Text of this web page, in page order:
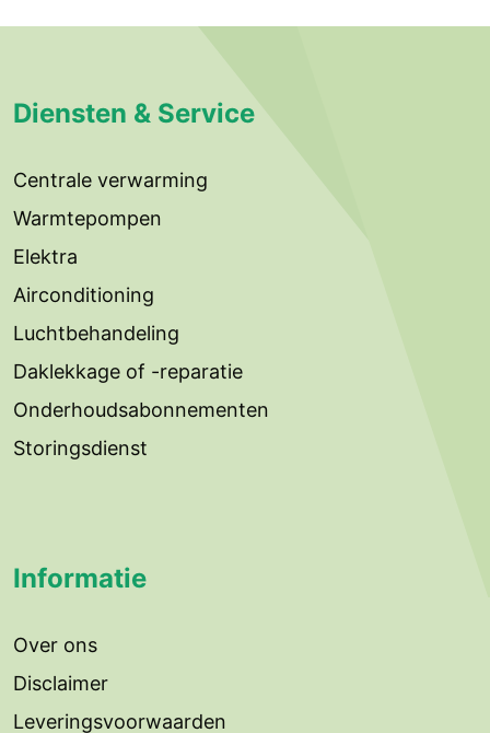
Diensten & Service
Centrale verwarming
Warmtepompen
Elektra
Airconditioning
Luchtbehandeling
Daklekkage of -reparatie
Onderhoudsabonnementen
Storingsdienst
Informatie
Over ons
Disclaimer
Leveringsvoorwaarden